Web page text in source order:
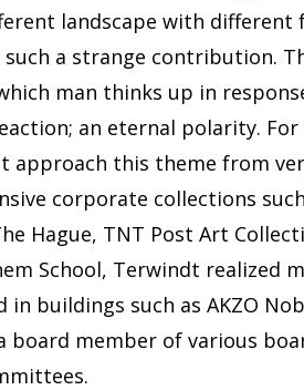
landscape with different
a strange contribution.
man thinks up in
an eternal polarity.
this theme from
corporate collections
Hague, TNT Post Art
School, Terwindt realized
buildings such as AKZO
board member of various